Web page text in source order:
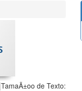
TamaÃ±oo de Texto: